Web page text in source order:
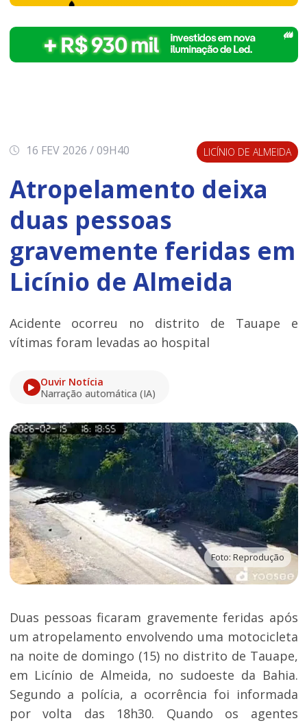
16 FEV 2026 / 09H40 LICÍNIO DE ALMEIDA
Atropelamento deixa
duas pessoas
gravemente feridas em
Licínio de Almeida
Acidente ocorreu no distrito de Tauape e
vítimas foram levadas ao hospital
Ouvir Notícia
Narração automática (IA)
Foto: Reprodução
Duas pessoas ficaram gravemente feridas após
um atropelamento envolvendo uma motocicleta
na noite de domingo (15) no distrito de Tauape,
em Licínio de Almeida, no sudoeste da Bahia.
Segundo a polícia, a ocorrência foi informada
por volta das 18h30. Quando os agentes